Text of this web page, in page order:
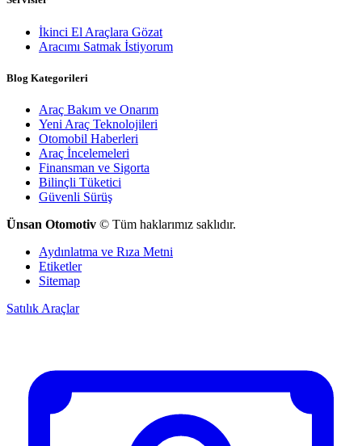
İkinci El Araçlara Gözat
Aracımı Satmak İstiyorum
Blog Kategorileri
Araç Bakım ve Onarım
Yeni Araç Teknolojileri
Otomobil Haberleri
Araç İncelemeleri
Finansman ve Sigorta
Bilinçli Tüketici
Güvenli Sürüş
Ünsan Otomotiv © Tüm haklarımız saklıdır.
Aydınlatma ve Rıza Metni
Etiketler
Sitemap
Satılık Araçlar